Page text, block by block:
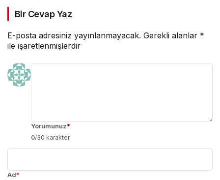
Bir Cevap Yaz
E-posta adresiniz yayınlanmayacak. Gerekli alanlar *
ile işaretlenmişlerdir
Yorumunuz*
0/30 karakter
Ad*